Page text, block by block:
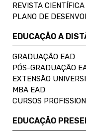
REVISTA
PLANO DE
EDUCAÇÃO A
GRADUAÇÃO EAD
PÓS-GRADUAÇÃO
EXTENSÃO
MBA EAD
CURSOS
EDUCAÇÃO